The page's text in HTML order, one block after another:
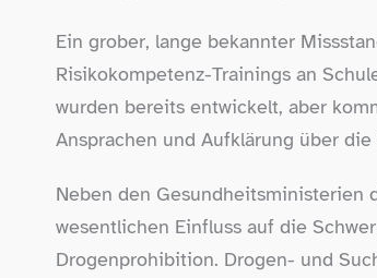
Ein grober, lange bekannter
Risikokompetenz-​Trainings an
wurden bereits entwickelt, aber
Ansprachen und Aufklärung über
Neben den Gesundheitsministerien
wesentlichen Einfluss auf die
Drogenprohibition. Drogen- und